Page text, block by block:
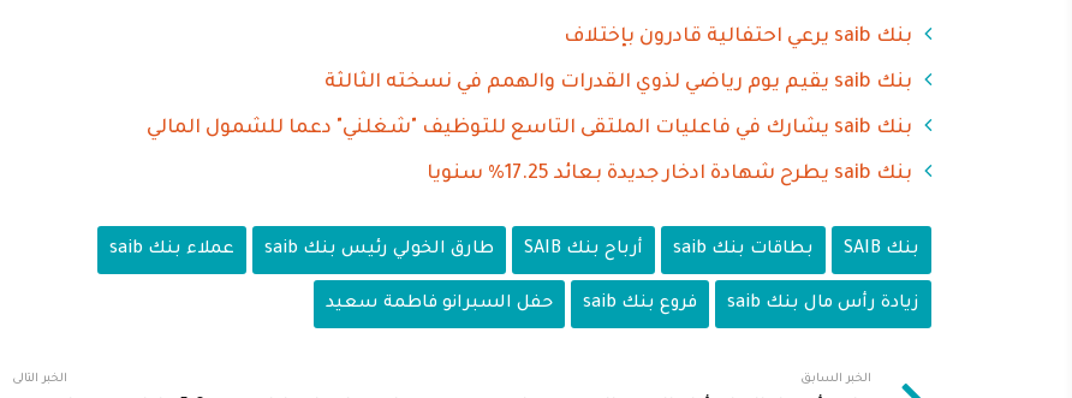
بنك saib يرعي احتفالية قادرون بإختلاف
بنك saib يقيم يوم رياضي لذوي القدرات والهمم في نسخته الثالثة
بنك saib يشارك في فاعليات الملتقى التاسع للتوظيف "شغلني" دعما للشمول المالي
بنك saib يطرح شهادة ادخار جديدة بعائد 17.25% سنويا
بنك SAIB بطاقات بنك saib أرباح بنك SAIB طارق الخولي رئيس بنك saib عملاء بنك saib
زيادة رأس مال بنك saib فروع بنك saib حفل السبرانو فاطمة سعيد
الخبر السابق الخبر التالى